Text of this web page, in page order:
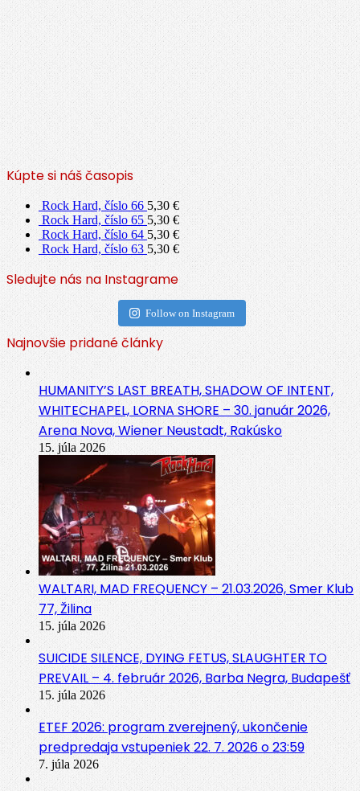
Kúpte si náš časopis
Rock Hard, číslo 66 5,30 €
Rock Hard, číslo 65 5,30 €
Rock Hard, číslo 64 5,30 €
Rock Hard, číslo 63 5,30€
Sledujte nás na Instagrame
Follow on Instagram
Najnovšie pridané články
HUMANITY’S LAST BREATH, SHADOW OF INTENT,
WHITECHAPEL, LORNA SHORE – 30. január 2026,
Arena Nova, Wiener Neustadt, Rakúsko
15. júla 2026
WALTARI, MAD FREQUENCY – 21.03.2026, Smer Klub
77, Žilina
15. júla 2026
SUICIDE SILENCE, DYING FETUS, SLAUGHTER TO
PREVAIL – 4. február 2026, Barba Negra, Budapešť
15. júla 2026
ETEF 2026: program zverejnený, ukončenie
predpredaja vstupeniek 22. 7. 2026 o 23:59
7. júla 2026